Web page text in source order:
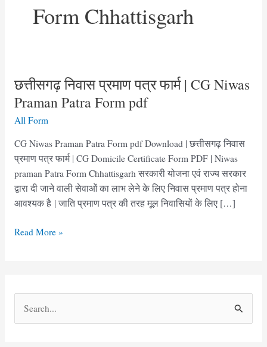
Form Chhattisgarh
छत्तीसगढ़ निवास प्रमाण पत्र फार्म | CG Niwas
Praman Patra Form pdf
All Form
CG Niwas Praman Patra Form pdf Download | छत्तीसगढ़ निवास
प्रमाण पत्र फार्म | CG Domicile Certificate Form PDF | Niwas
praman Patra Form Chhattisgarh सरकारी योजना एवं राज्य सरकार
द्वारा दी जाने वाली सेवाओं का लाभ लेने के लिए निवास प्रमाण पत्र होना
आवश्यक है | जाति प्रमाण पत्र की तरह मूल निवासियों के लिए […]
छत्तीसगढ़
फार्म
CG
Read More »